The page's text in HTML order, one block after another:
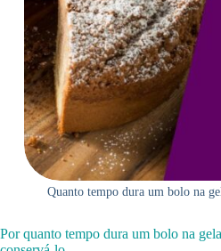
Quanto tempo dura um bolo na
Por quanto tempo dura um bolo na